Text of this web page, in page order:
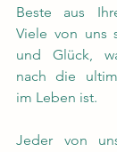
Beste aus
Viele von uns
und Glück,
nach die
im Leben ist.
Jeder von